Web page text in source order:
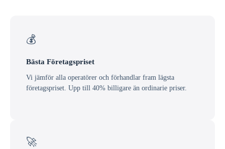
💰
Bästa Företagspriset
Vi jämför alla operatörer och förhandlar fram lägsta
företagspriset. Upp till 40% billigare än ordinarie priser.
🚀